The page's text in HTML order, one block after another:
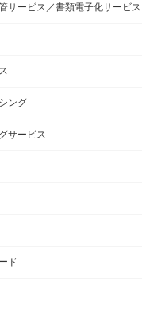
サービス ／書類電子化サービス
ング
サービス
ド